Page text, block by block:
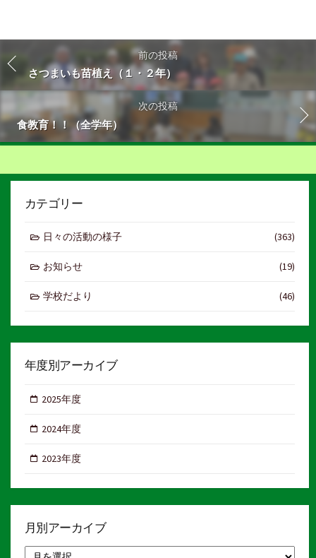
前の投稿
さつまいも苗植え（１・２年）
次の投稿
食教育！！（全学年）
カテゴリー
日々の活動の様子 (363)
お知らせ (19)
学校だより (46)
年度別アーカイブ
2025年度
2024年度
2023年度
月別アーカイブ